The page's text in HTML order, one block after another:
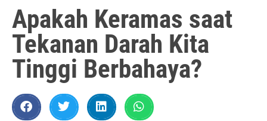
Apakah Keramas saat
Tekanan Darah Kita
Tinggi Berbahaya?